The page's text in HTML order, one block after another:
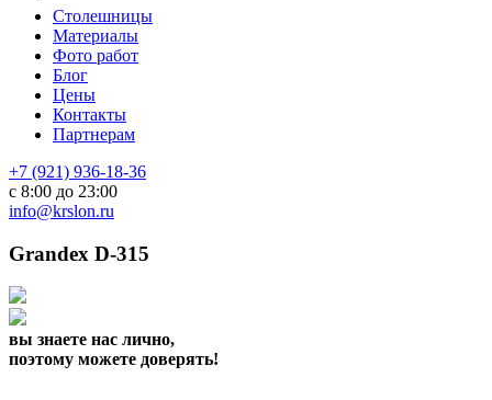
Столешницы
Материалы
Фото работ
Блог
Цены
Контакты
Партнерам
+7 (921) 936-18-36
с 8:00 до 23:00
info@krslon.ru
Grandex D-315
вы знаете нас лично,
поэтому можете доверять!